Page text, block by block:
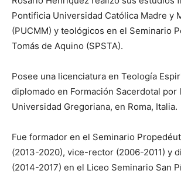
Pontificia Universidad Católica Madre y
(PUCMM) y teológicos en el Seminario
Tomás de Aquino (SPSTA).
Posee una licenciatura en Teología
diplomado en Formación Sacerdotal por
Universidad Gregoriana, en Roma, Italia.
Fue formador en el Seminario
(2013-2020), vice-rector (2006-2011) y
(2014-2017) en el Liceo Seminario San